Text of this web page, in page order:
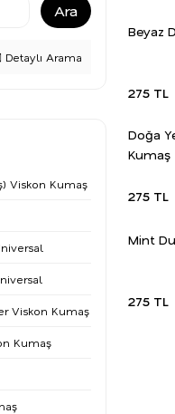
Ara
Detaylı Arama
Viskon Kumaş
Viskon Kumaş
Kumaş
Beyaz
275 TL
Doğa
Kumaş
275 TL
Mint
275 TL